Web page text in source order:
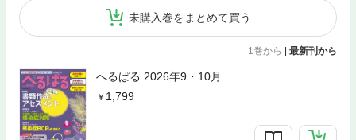
未購入巻をまとめて買う
1巻から | 最新刊から
へるぱる 2026年9・10月
1,799